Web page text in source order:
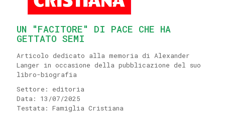
UN "FACITORE" DI PACE CHE HA
GETTATO SEMI
Articolo dedicato alla memoria di Alexander
Langer in occasione della pubblicazione del suo
libro-biografia
Settore: editoria
Data: 13/07/2025
Testata: Famiglia Cristiana